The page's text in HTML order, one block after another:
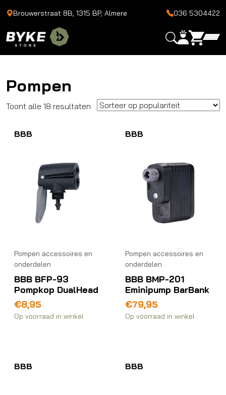
Brouwerstraat 8B, 1315 BP, Almere 036 5304422
Pompen
Toont alle 18 resultaten Gesorteerd
populariteit
BBB
Pompen accessoires en
onderdelen
BBB BFP-93
Pompkop DualHead
€8,95
Op voorraad in winkel
BBB
Pompen accessoires en
onderdelen
BBB BMP-201
Eminipump BarBank
€79,95
Op voorraad in winkel
BBB BBB